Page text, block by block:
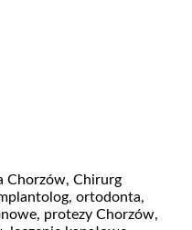
Chorzów, Chirurg
ortodonta,
protezy Chorzów,